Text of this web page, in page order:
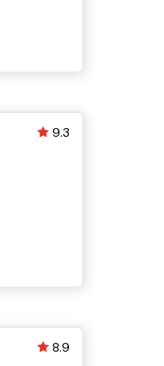
9.3
8.9